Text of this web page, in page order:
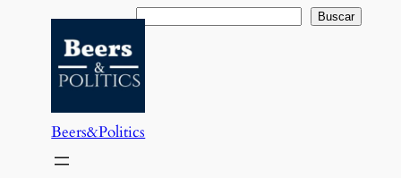
contenido
Buscar Buscar
Beers&Politics